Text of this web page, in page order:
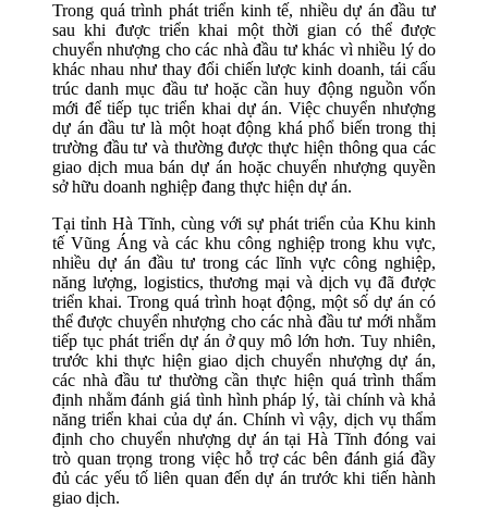
Trong quá trình phát triển kinh tế, nhiều dự án đầu tư
sau khi được triển khai một thời gian có thể được
chuyển nhượng cho các nhà đầu tư khác vì nhiều lý do
khác nhau như thay đổi chiến lược kinh doanh, tái cấu
trúc danh mục đầu tư hoặc cần huy động nguồn vốn
mới để tiếp tục triển khai dự án. Việc chuyển nhượng
dự án đầu tư là một hoạt động khá phổ biến trong thị
trường đầu tư và thường được thực hiện thông qua các
giao dịch mua bán dự án hoặc chuyển nhượng quyền
sở hữu doanh nghiệp đang thực hiện dự án.
Tại tỉnh Hà Tĩnh, cùng với sự phát triển của Khu kinh
tế Vũng Áng và các khu công nghiệp trong khu vực,
nhiều dự án đầu tư trong các lĩnh vực công nghiệp,
năng lượng, logistics, thương mại và dịch vụ đã được
triển khai. Trong quá trình hoạt động, một số dự án có
thể được chuyển nhượng cho các nhà đầu tư mới nhằm
tiếp tục phát triển dự án ở quy mô lớn hơn. Tuy nhiên,
trước khi thực hiện giao dịch chuyển nhượng dự án,
các nhà đầu tư thường cần thực hiện quá trình thẩm
định nhằm đánh giá tình hình pháp lý, tài chính và khả
năng triển khai của dự án. Chính vì vậy, dịch vụ thẩm
định cho chuyển nhượng dự án tại Hà Tĩnh đóng vai
trò quan trọng trong việc hỗ trợ các bên đánh giá đầy
đủ các yếu tố liên quan đến dự án trước khi tiến hành
giao dịch.